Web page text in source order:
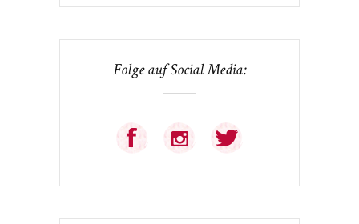
Folge auf Social Media: